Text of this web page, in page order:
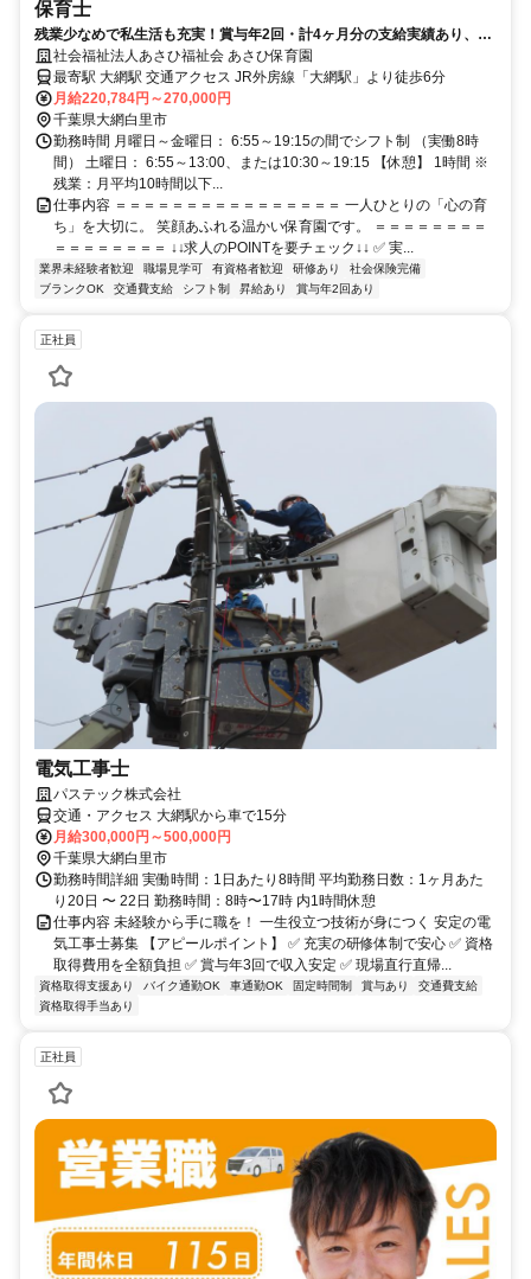
保育士
残業少なめで私生活も充実！賞与年2回・計4ヶ月分の支給実績あり、手
厚い研修サポートで安心！
社会福祉法人あさひ福祉会 あさひ保育園
最寄駅 大網駅 交通アクセス JR外房線「大網駅」より徒歩6分
月給220,784円～270,000円
千葉県大網白里市
勤務時間 月曜日～金曜日： 6:55～19:15の間でシフト制 （実働8時
間） 土曜日： 6:55～13:00、または10:30～19:15 【休憩】 1時間 ※
残業：月平均10時間以下...
仕事内容 ＝＝＝＝＝＝＝＝＝＝＝＝＝＝＝＝ 一人ひとりの「心の育
ち」を大切に。 笑顔あふれる温かい保育園です。 ＝＝＝＝＝＝＝＝
＝＝＝＝＝＝＝＝ ↓↓求人のPOINTを要チェック↓↓ ✅ 実...
業界未経験者歓迎 職場見学可 有資格者歓迎 研修あり
社会保険完備
ブランクOK
交通費支給 シフト制 昇給あり 賞与年2回あり
正社員
電気工事士
パステック株式会社
交通・アクセス 大網駅から車で15分
月給300,000円～500,000円
千葉県大網白里市
勤務時間詳細 実働時間：1日あたり8時間 平均勤務日数：1ヶ月あた
り20日 〜 22日 勤務時間：8時〜17時 内1時間休憩
仕事内容 未経験から手に職を！ 一生役立つ技術が身につく 安定の電
気工事士募集 【アピールポイント】 ✅ 充実の研修体制で安心 ✅ 資格
取得費用を全額負担 ✅ 賞与年3回で収入安定 ✅ 現場直行直帰...
資格取得支援あり バイク通勤OK 車通勤OK 固定時間制 賞与あり
交通費支給
資格取得手当あり
正社員